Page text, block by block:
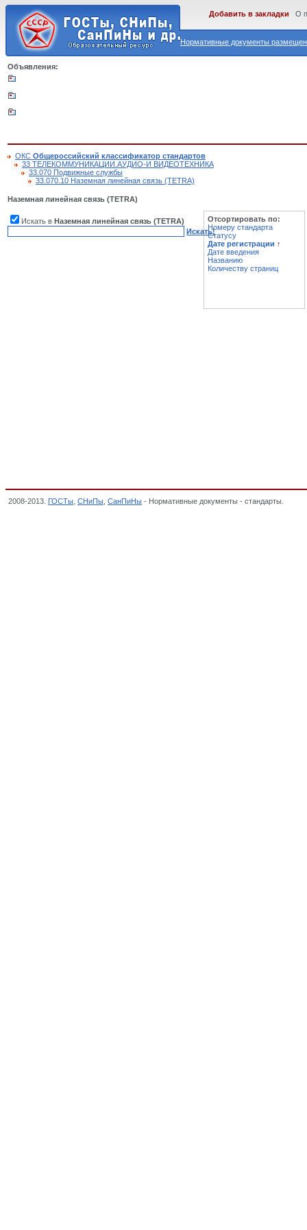
Нормативные документы
Добавить в закладки О
Объявления:
ОКС Общероссийский классификатор стандартов
33 ТЕЛЕКОММУНИКАЦИИ.АУДИО-И ВИДЕОТЕХНИКА
33.070 Подвижные службы
33.070.10 Наземная линейная связь (TETRA)
Наземная линейная связь (TETRA)
Искать в Наземная линейная связь (TETRA)
Искать!
Отсортировать по:
Номеру стандарта
Статусу
Дате регистрации ↑
Дате введения
Названию
Количеству страниц
2008-2013. ГОСТы СНиПы СанПиНы - Нормативные документы - стандарты.